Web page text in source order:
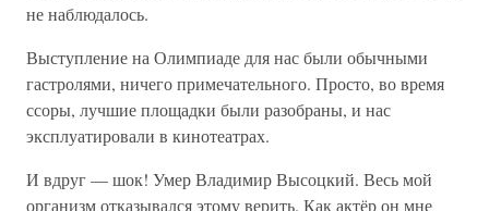
не наблюдалось.
Выступление на Олимпиаде для нас были обычными
гастролями, ничего примечательного. Просто, во время
ссоры, лучшие площадки были разобраны, и нас
эксплуатировали в кинотеатрах.
И вдруг — шок! Умер Владимир Высоцкий. Весь мой
организм отказывался этому верить. Как актёр он мне